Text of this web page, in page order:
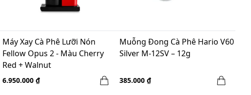
Máy Xay Cà Phê Lưỡi Nón
Fellow Opus 2 - Màu Cherry
Red + Walnut
6.950.000 ₫
Muỗng Đong Cà Phê Hario V60
Silver M-12SV – 12g
385.000 ₫